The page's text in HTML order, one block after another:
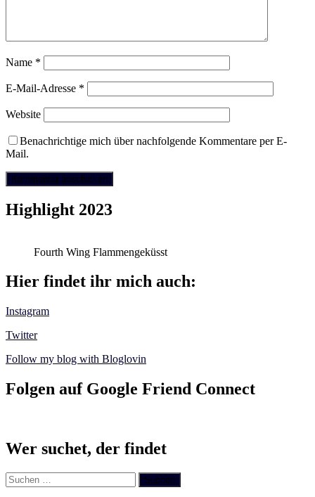
Name *
E-Mail-Adresse *
Website
Benachrichtige mich über nachfolgende Kommentare per E-
Mail.
Highlight 2023
Fourth Wing Flammengeküsst
Hier findet ihr mich auch:
Instagram
Twitter
Follow my blog with Bloglovin
Folgen auf Google Friend Connect
Wer suchet, der findet
Suchen
nach: